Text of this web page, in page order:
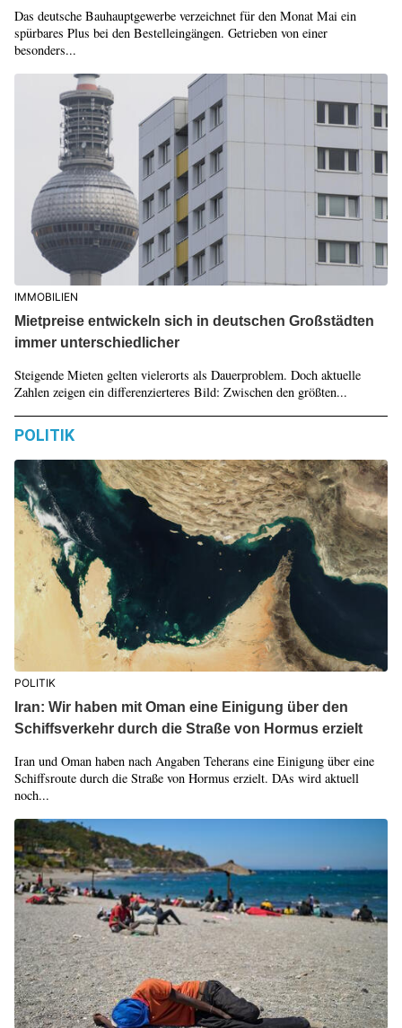
Das deutsche Bauhauptgewerbe verzeichnet für den Monat Mai ein
spürbares Plus bei den Bestelleingängen. Getrieben von einer
besonders...
IMMOBILIEN
Mietpreise entwickeln sich in deutschen Großstädten
immer unterschiedlicher
Steigende Mieten gelten vielerorts als Dauerproblem. Doch aktuelle
Zahlen zeigen ein differenzierteres Bild: Zwischen den größten...
POLITIK
POLITIK
Iran: Wir haben mit Oman eine Einigung über den
Schiffsverkehr durch die Straße von Hormus erzielt
Iran und Oman haben nach Angaben Teherans eine Einigung über eine
Schiffsroute durch die Straße von Hormus erzielt. DAs wird aktuell
noch...